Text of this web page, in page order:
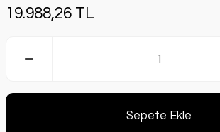
19.988,26 TL
Sepete Ekle